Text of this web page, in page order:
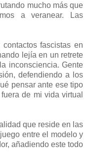
mucho más que
a veranear. Las
fascistas en
lejía en un retrete
inconsciencia. Gente
defendiendo a los
pensar ante ese tipo
de mi vida virtual
que reside en las
entre el modelo y
añadiendo este todo